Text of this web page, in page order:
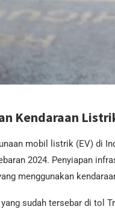
Kendaraan
mobil listrik (EV) di
2024. Penyiapan
menggunakan
sudah tersebar di tol